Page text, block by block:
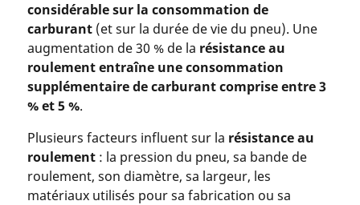
considérable sur la consommation de
carburant(et sur la durée de vie du pneu). Une
augmentation de 30 % de la résistance au
roulement entraîne une consommation
supplémentaire de carburant comprise entre 3
% et 5 %.
Plusieurs facteurs influent sur la résistance au
roulement: la pression du pneu, sa bande de
roulement, son diamètre, sa largeur, les
matériaux utilisés pour sa fabrication ou sa